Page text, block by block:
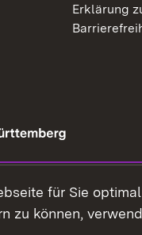
Erklärung
für Sie
zu können,